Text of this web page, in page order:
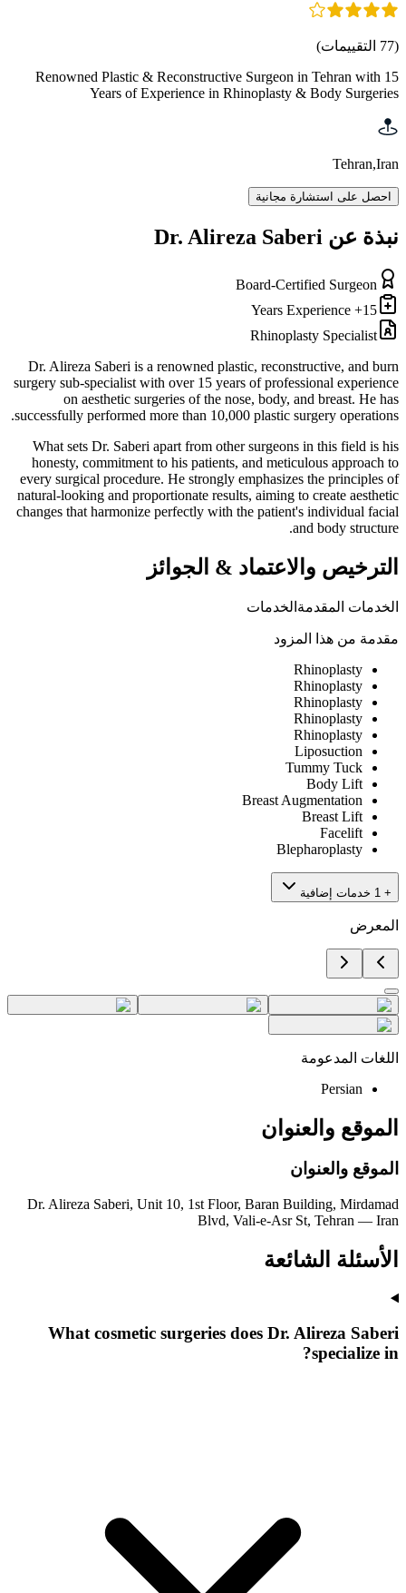
(
77 التقييمات)
Renowned Plastic & Reconstructive Surgeon in Tehran with 15
Years of Experience in Rhinoplasty & Body Surgeries
Tehran,Iran
احصل على استشارة مجانية
نبذة عن Dr. Alireza Saberi
Board-Certified Surgeon
15+ Years Experience
Rhinoplasty Specialist
Dr. Alireza Saberi is a renowned plastic, reconstructive, and burn
surgery sub-specialist with over 15 years of professional experience
on aesthetic surgeries of the nose, body, and breast. He has
successfully performed more than 10,000 plastic surgery operations.
What sets Dr. Saberi apart from other surgeons in this field is his
honesty, commitment to his patients, and meticulous approach to
every surgical procedure. He strongly emphasizes the principles of
natural-looking and proportionate results, aiming to create aesthetic
changes that harmonize perfectly with the patient's individual facial
and body structure.
الترخيص والاعتماد & الجوائز
الخدمات المقدمة الخدمات
مقدمة من هذا المزود
Rhinoplasty
Rhinoplasty
Rhinoplasty
Rhinoplasty
Rhinoplasty
Liposuction
Tummy Tuck
Body Lift
Breast Augmentation
Breast Lift
Facelift
Blepharoplasty
+ 1 خدمات إضافية
المعرض
اللغات المدعومة
Persian
الموقع والعنوان
الموقع والعنوان
Dr. Alireza Saberi, Unit 10, 1st Floor, Baran Building, Mirdamad
Blvd, Vali-e-Asr St, Tehran — Iran
الأسئلة الشائعة
What cosmetic surgeries does Dr. Alireza Saberi
specialize in?